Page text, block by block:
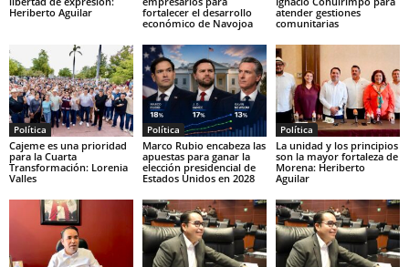
Heriberto Aguilar
fortalecer el desarrollo
económico de Navojoa
atender gestiones
comunitarias
Política
Cajeme es una prioridad
para la Cuarta
Transformación: Lorenia
Valles
Política
Marco Rubio encabeza las
apuestas para ganar la
elección presidencial de
Estados Unidos en 2028
Política
La unidad y los principios
son la mayor fortaleza de
Morena: Heriberto
Aguilar